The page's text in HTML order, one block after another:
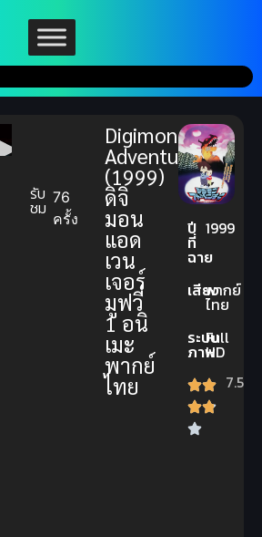
รับ
ชม 76
ครั้ง
Digimon
Adventure
(1999)
ดิจิ
มอน
แอด
เวน
เจอร์
มูฟวี่
1 อนิ
เมะ
พากย์
ไทย
ปี
ที่
ฉาย
1999
เสียงพากย์
ไทย
ระบบ
ภาพ
Full
HD
7.5